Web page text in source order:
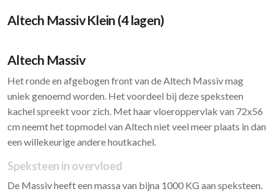
Altech Massiv Klein (4 lagen)
Altech Massiv
Het ronde en afgebogen front van de Altech Massiv mag
uniek genoemd worden. Het voordeel bij deze speksteen
kachel spreekt voor zich. Met haar vloeroppervlak van 72x56
cm neemt het topmodel van Altech niet veel meer plaats in dan
een willekeurige andere houtkachel.
Speksteen in overvloed
De Massiv heeft een massa van bijna 1000 KG aan speksteen.